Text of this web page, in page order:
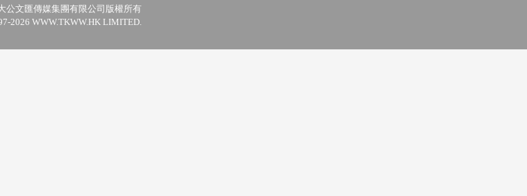
公文匯傳媒集團有限公司版權所有
2026 WWW.TKWW.HK LIMITED.